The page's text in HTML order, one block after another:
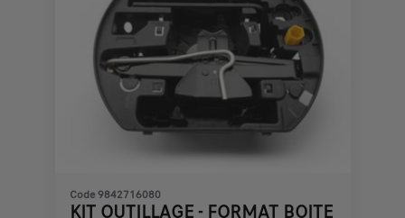
Code 9842716080
KIT OUTILLAGE - FORMAT BOITE